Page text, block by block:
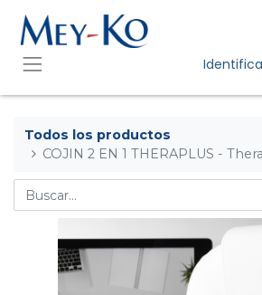
Todos los productos
COJIN 2 EN 1 THERAPLUS -